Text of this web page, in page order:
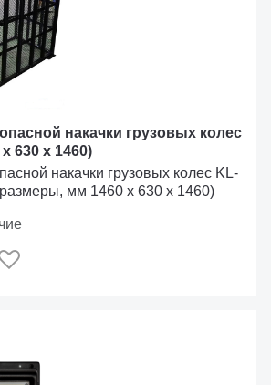
накачки грузовых колес
630 х 1460)
накачки грузовых колес KL-
мм 1460 х 630 х 1460)